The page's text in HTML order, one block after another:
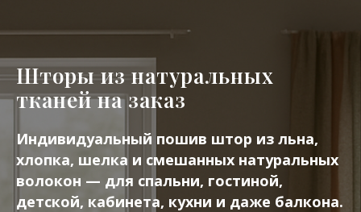
Шторы из натуральных
тканей на заказ
Индивидуальный пошив штор из льна,
хлопка, шелка и смешанных натуральных
волокон — для спальни, гостиной,
детской, кабинета, кухни и даже балкона.